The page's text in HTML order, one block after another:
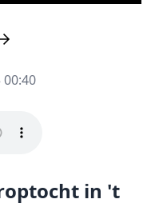
00:40
in 't